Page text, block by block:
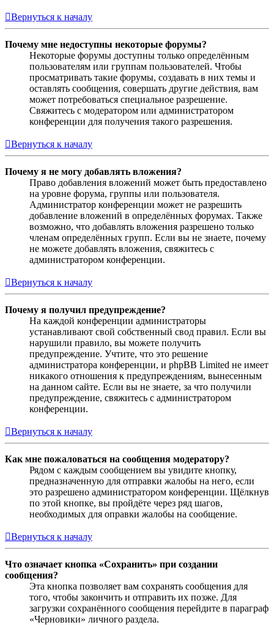
Вернуться к началу
Почему мне недоступны некоторые форумы?
Некоторые форумы доступны только определённым
пользователям или группам пользователей. Чтобы
просматривать такие форумы, создавать в них темы и
оставлять сообщения, совершать другие действия, вам
может потребоваться специальное разрешение.
Свяжитесь с модератором или администратором
конференции для получения такого разрешения.
Вернуться к началу
Почему я не могу добавлять вложения?
Право добавления вложений может быть предоставлено
на уровне форума, группы или пользователя.
Администратор конференции может не разрешить
добавление вложений в определённых форумах. Также
возможно, что добавлять вложения разрешено только
членам определённых групп. Если вы не знаете, почему
не можете добавлять вложения, свяжитесь с
администратором конференции.
Вернуться к началу
Почему я получил предупреждение?
На каждой конференции администраторы
устанавливают свой собственный свод правил. Если вы
нарушили правило, вы можете получить
предупреждение. Учтите, что это решение
администратора конференции, и phpBB Limited не имеет
никакого отношения к предупреждениям, вынесенным
на данном сайте. Если вы не знаете, за что получили
предупреждение, свяжитесь с администратором
конференции.
Вернуться к началу
Как мне пожаловаться на сообщения модератору?
Рядом с каждым сообщением вы увидите кнопку,
предназначенную для отправки жалобы на него, если
это разрешено администратором конференции. Щёлкнув
по этой кнопке, вы пройдёте через ряд шагов,
необходимых для оправки жалобы на сообщение.
Вернуться к началу
Что означает кнопка «Сохранить» при создании
сообщения?
Эта кнопка позволяет вам сохранять сообщения для
того, чтобы закончить и отправить их позже. Для
загрузки сохранённого сообщения перейдите в параграф
«Черновики» личного раздела.